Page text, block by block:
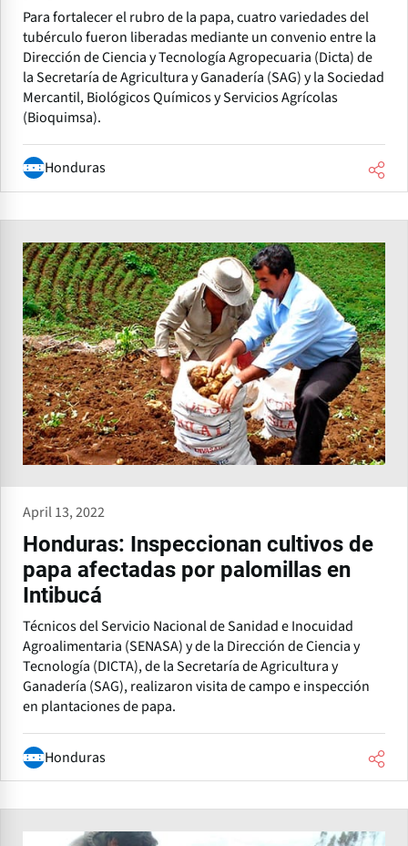
Para fortalecer el rubro de la papa, cuatro variedades del
tubérculo fueron liberadas mediante un convenio entre la
Dirección de Ciencia y Tecnología Agropecuaria (Dicta) de
la Secretaría de Agricultura y Ganadería (SAG) y la Sociedad
Mercantil, Biológicos Químicos y Servicios Agrícolas
(Bioquimsa).
Honduras
April 13, 2022
Honduras: Inspeccionan cultivos de
papa afectadas por palomillas en
Intibucá
Técnicos del Servicio Nacional de Sanidad e Inocuidad
Agroalimentaria (SENASA) y de la Dirección de Ciencia y
Tecnología (DICTA), de la Secretaría de Agricultura y
Ganadería (SAG), realizaron visita de campo e inspección
en plantaciones de papa.
Honduras